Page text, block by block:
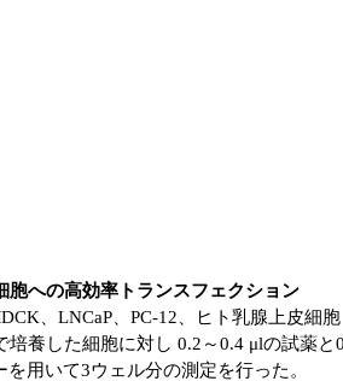
への高効率トランスフェクション
、LNCaP、PC-12、ヒト乳腺上皮細
養した細胞に対し 0.2～0.4 μlの試薬
用いて3ウェル分の測定を行った。